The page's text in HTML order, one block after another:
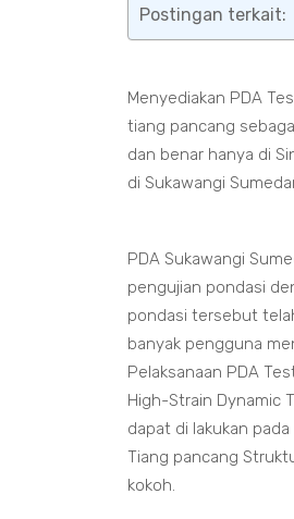
Postingan terkait:
Menyediakan PDA
tiang pancang
dan benar hanya di
di Sukawangi
PDA Sukawangi
pengujian pondasi
pondasi tersebut
banyak pengguna
Pelaksanaan PDA
High-Strain Dynamic
dapat di lakukan
Tiang pancang
kokoh.